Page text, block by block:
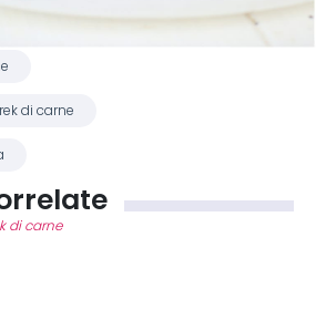
di carne
di carne